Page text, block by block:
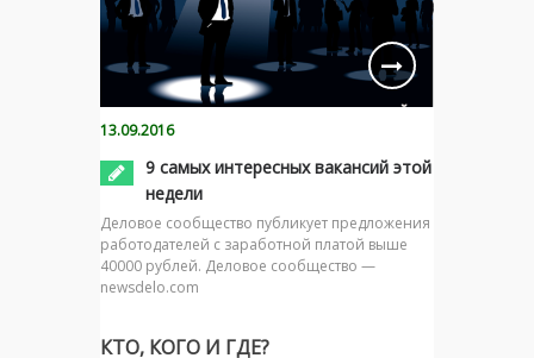
13.09.2016
9 самых интересных вакансий этой
недели
Деловое сообщество публикует предложения
работодателей с заработной платой выше
40000 рублей. Деловое сообщество —
newsdelo.com
КТО, КОГО И ГДЕ?